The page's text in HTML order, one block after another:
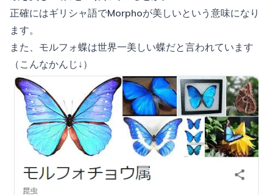
正確にはギリシャ語でMorphoが美しいという意味になり
ます。
また、モルフォ蝶は世界一美しい蝶だと言われています
（こんなかんじ↓）